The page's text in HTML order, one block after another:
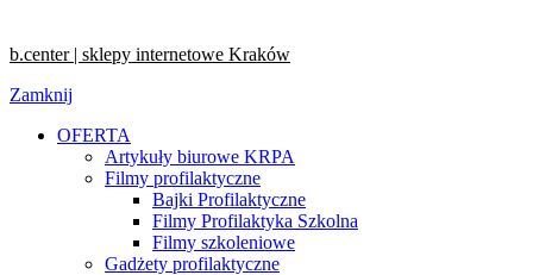
b.center | sklepy internetowe Kraków
Zamknij
OFERTA
Artykuły biurowe KRPA
Filmy profilaktyczne
Bajki Profilaktyczne
Filmy Profilaktyka Szkolna
Filmy szkoleniowe
Gadżety profilaktyczne